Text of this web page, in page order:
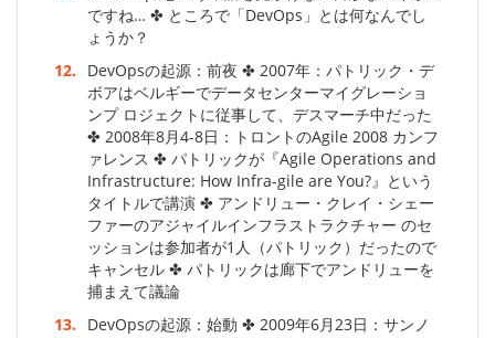
ですね… ✤ ところで「DevOps」とは何なんでし
ょうか？
12. DevOpsの起源：前夜 ✤ 2007年：パトリック・デ
ボアはベルギーでデータセンターマイグレーショ
ンプ ロジェクトに従事して、デスマーチ中だった
✤ 2008年8月4-8日：トロントのAgile 2008 カンフ
ァレンス ✤ パトリックが『Agile Operations and
Infrastructure: How Infra-gile are You?』という
タイトルで講演 ✤ アンドリュー・クレイ・シェー
ファーのアジャイルインフラストラクチャー のセ
ッションは参加者が1人（パトリック）だったので
キャンセル ✤ パトリックは廊下でアンドリューを
捕まえて議論
13. DevOpsの起源：始動 ✤ 2009年6月23日：サンノ